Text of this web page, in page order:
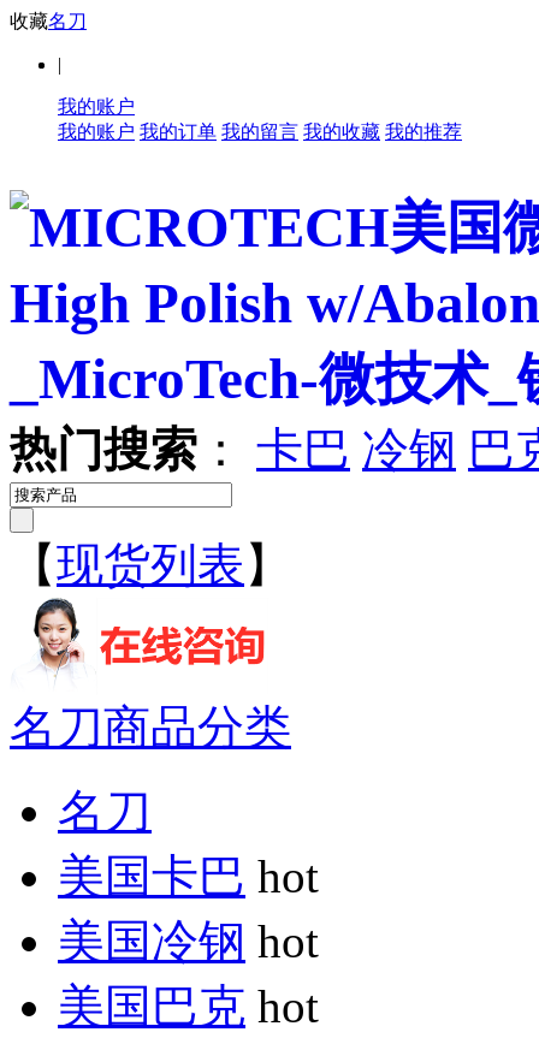
收藏名刀
|
我的账户
我的账户 我的订单 我的留言 我的收藏 我的推荐
热门搜索 ： 卡巴 冷钢 巴
【现货列表 】
名刀商品分类
名刀
美国卡巴 hot
美国冷钢 hot
美国巴克 hot